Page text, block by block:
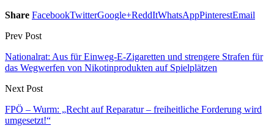
Share FacebookTwitterGoogle+ReddItWhatsAppPinterestEmail
Prev Post
Nationalrat: Aus für Einweg-E-Zigaretten und strengere Strafen für
das Wegwerfen von Nikotinprodukten auf Spielplätzen
Next Post
FPÖ – Wurm: „Recht auf Reparatur – freiheitliche Forderung wird
umgesetzt!“